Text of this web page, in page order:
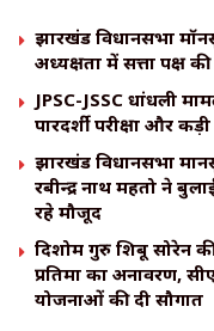
झारखंड विधानसभा
अध्यक्षता में सत्ता पक्ष
JPSC-JSSC धांधली
पारदर्शी परीक्षा और
झारखंड विधानसभा
रबीन्द्र नाथ महतो ने
रहे मौजूद
दिशोम गुरु शिबू सोरेन
प्रतिमा का अनावरण,
योजनाओं की दी सौगात